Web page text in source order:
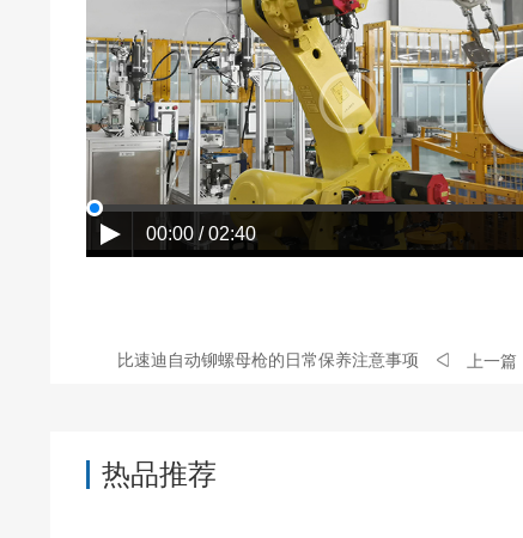
00:00 / 02:40
比速迪自动铆螺母枪的日常保养注意事项 上一篇
热品推荐